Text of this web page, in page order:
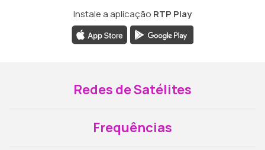
Instale a aplicação RTP Play
Redes de Satélites
Frequências